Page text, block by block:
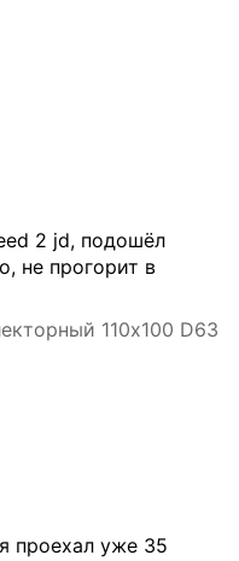
2 jd, подошёл
не прогорит в
110х100 D63
проехал уже 35